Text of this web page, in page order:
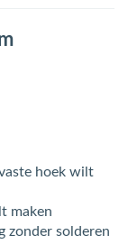
hoek wilt
maken
zonder solderen